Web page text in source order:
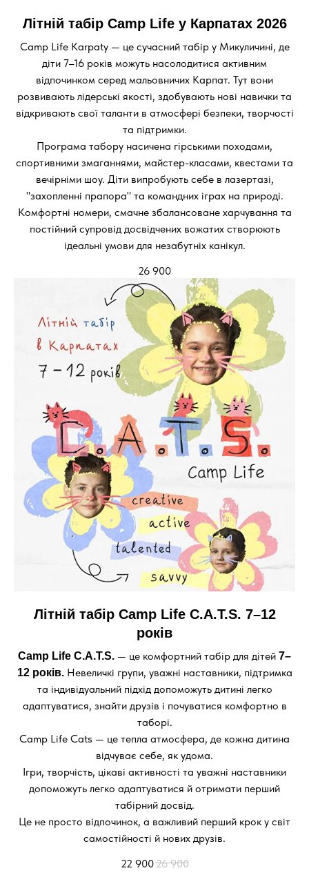
Літній табір Camp Life у Карпатах 2026
Camp Life Karpaty — це сучасний табір у Микуличині, де
діти 7–16 років можуть насолодитися активним
відпочинком серед мальовничих Карпат. Тут вони
розвивають лідерські якості, здобувають нові навички та
відкривають свої таланти в атмосфері безпеки, творчості
та підтримки.
Програма табору насичена гірськими походами,
спортивними змаганнями, майстер-класами, квестами та
вечірніми шоу. Діти випробують себе в лазертазі,
"захопленні прапора" та командних іграх на природі.
Комфортні номери, смачне збалансоване харчування та
постійний супровід досвідчених вожатих створюють
ідеальні умови для незабутніх канікул.
26 900
Літній табір Camp Life C.A.T.S. 7–12
років
Camp Life C.A.T.S. — це комфортний табір для дітей 7–
12 років.Невеличкі групи, уважні наставники, підтримка
та індивідуальний підхід допоможуть дитині легко
адаптуватися, знайти друзів і почуватися комфортно в
таборі.
Camp Life Cats — це тепла атмосфера, де кожна дитина
відчуває себе, як удома.
Ігри, творчість, цікаві активності та уважні наставники
допоможуть легко адаптуватися й отримати перший
табірний досвід.
Це не просто відпочинок, а важливий перший крок у світ
самостійності й нових друзів.
22 90026 900